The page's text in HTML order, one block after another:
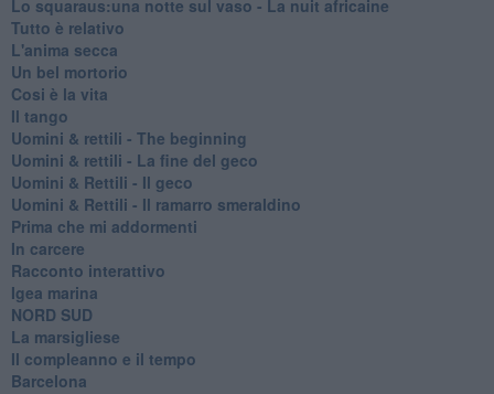
Lo squaraus:una notte sul vaso - La nuit africaine
Tutto è relativo
L'anima secca
Un bel mortorio
Cosi è la vita
Il tango
​Uomini & rettili - The beginning
​Uomini & rettili - La fine del geco
Uomini & Rettili - Il geco
Uomini & Rettili - Il ramarro smeraldino
Prima che mi addormenti
In carcere
Racconto interattivo
Igea marina
​NORD SUD
La marsigliese
Il compleanno e il tempo
Barcelona